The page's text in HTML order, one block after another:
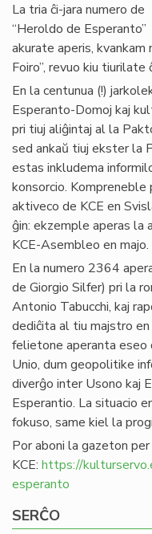
La tria ĉi-jara numero de
“Heroldo de Esperanto”
akurate aperis,
Foiro”, revuo kiu
En la centunua (!)
Esperanto-Domoj kaj
pri tiuj aliĝintaj al la
sed ankaŭ tiuj ekster la
estas inkludema
konsorcio.
aktiveco de KCE en
ĝin: ekzemple aperas
KCE-Asembleo en majo.
En la numero 2364
de Giorgio Silfer) pri la
Antonio Tabucchi, kaj
dediĉita al tiu majstro
felietone aperanta eseo
Unio, dum geopolitike
diverĝo inter Usono kaj
Esperantio. La situacio
fokuso, same kiel la
Por aboni la gazeton
KCE: https://
esperanto
SERĈO